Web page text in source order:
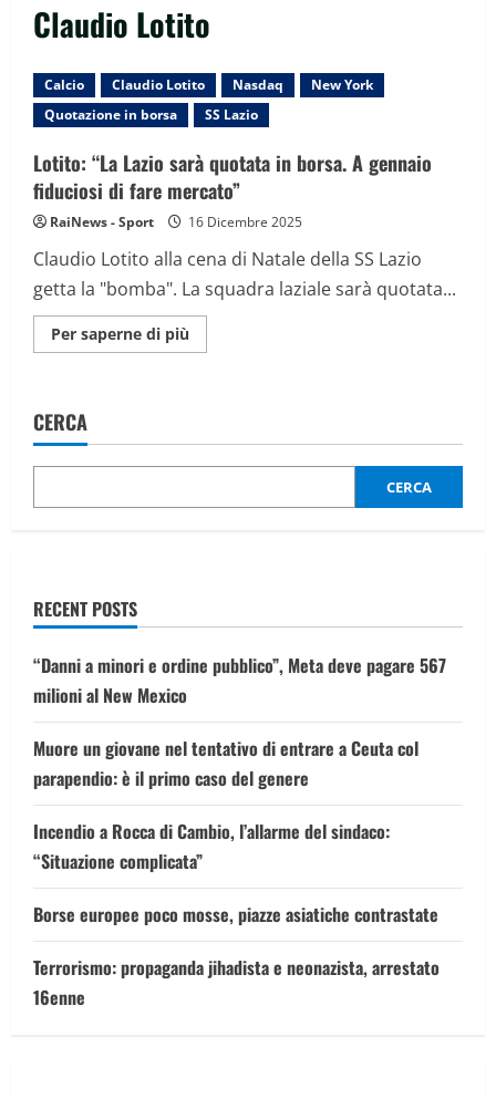
Claudio Lotito
Calcio Claudio Lotito Nasdaq
New York
Quotazione in borsa
SS Lazio
Lotito: “La Lazio sarà quotata in borsa. A gennaio
fiduciosi di fare mercato”
RaiNews - Sport 16 Dicembre 2025
Claudio Lotito alla cena di Natale della SS Lazio
getta la "bomba". La squadra laziale sarà quotata...
Per saperne di più
informazioni
quotata
borsa.
gennaio
CERCA
CERCA
RECENT POSTS
“Danni a minori e ordine pubblico”, Meta deve pagare 567
milioni al New Mexico
Muore un giovane nel tentativo di entrare a Ceuta col
parapendio: è il primo caso del genere
Incendio a Rocca di Cambio, l’allarme del sindaco:
“Situazione complicata”
Borse europee poco mosse, piazze asiatiche contrastate
Terrorismo: propaganda jihadista e neonazista, arrestato
16enne